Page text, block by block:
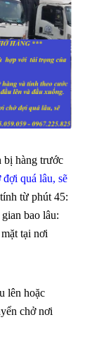
bị hàng trước
quá lâu, sẽ
từ phút 45:
bao lâu:
tại nơi
lên hoặc
chở nơi